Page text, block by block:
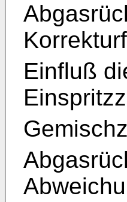
Einfluß